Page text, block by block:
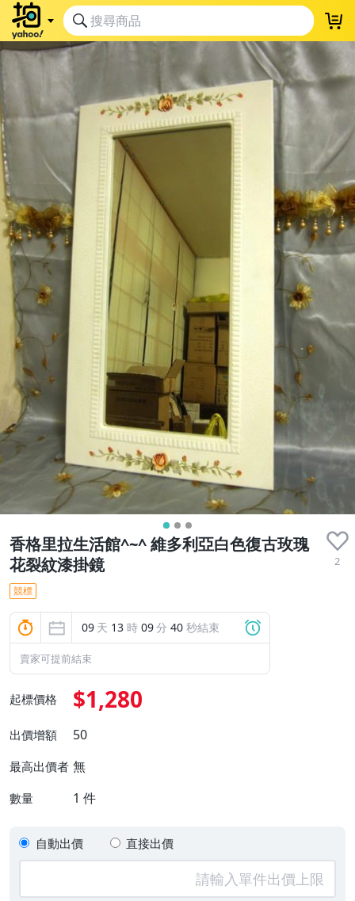
香格里拉生活館^~^ 維多利亞白色復古玫瑰
花裂紋漆掛鏡
2
競標
09 天 13 時 09分 40 秒結束
賣家可提前結束
起標價格 $1,280
出價增額 50
最高出價者 無
數量 1 件
自動出價 直接出價